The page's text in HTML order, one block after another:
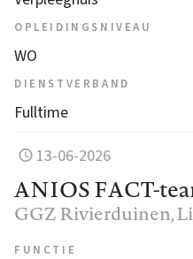
OPLEIDINGSNIVEAU
WO
DIENSTVERBAND
Fulltime
13-06-2026
ANIOS FACT-
GGZ Rivierduinen,
FUNCTIE